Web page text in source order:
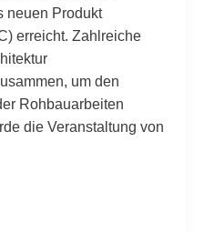
neuen Produkt
erreicht. Zahlreiche
um den
Rohbauarbeiten
die Veranstaltung von